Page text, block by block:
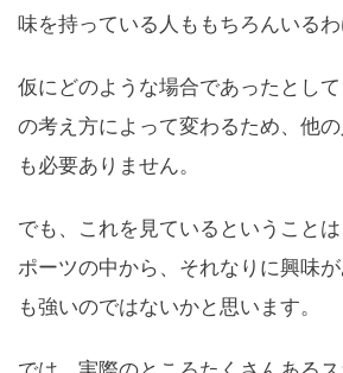
味を持っている人ももちろんいるわ
仮にどのような場合であったとし
の考え方によって変わるため、他
も必要ありません。
でも、これを見ているということ
ポーツの中から、それなりに興味
も強いのではないかと思います。